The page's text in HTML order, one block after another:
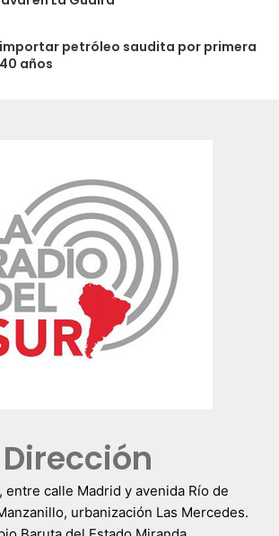
importar petróleo saudita por primera
años
Dirección
entre calle Madrid y avenida Río de
urbanización Las Mercedes.